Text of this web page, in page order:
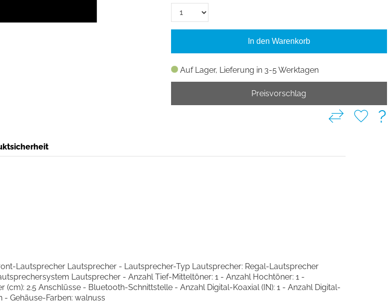
Auf Lager, Lieferung in 3-5 Werktagen
In den Warenkorb
Preisvorschlag
?
Lautsprecher Lautsprecher - Lautsprecher-Typ Lautsprecher: Regal-Lautsprecher
Lautsprecher - Anzahl Tief-Mitteltöner: 1 - Anzahl Hochtöner: 1 -
2.5 Anschlüsse - Bluetooth-Schnittstelle - Anzahl Digital-Koaxial (IN): 1 - Anzahl Digital-
- Gehäuse-Farben: walnuss